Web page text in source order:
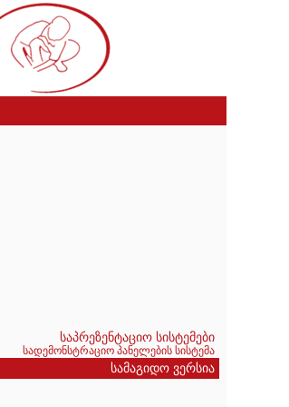
საპრეზენტაციო სისტემები
სადემონსტრაციო პანელების სისტემა
სამაგიდო ვერსია